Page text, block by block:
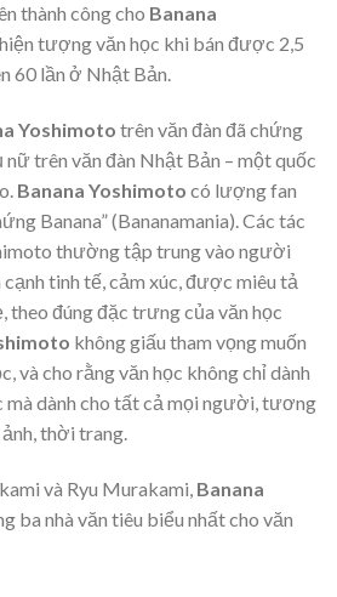
thành công cho Banana
tượng văn học khi bán được 2,5
60 lần ở Nhật Bản.
Yoshimoto trên văn đàn đã chứng
nữ trên văn đàn Nhật Bản – một quốc
Banana Yoshimoto có lượng fan
Banana” (Bananamania). Các tác
thường tập trung vào người
tinh tế, cảm xúc, được miêu tả
theo đúng đặc trưng của văn học
không giấu tham vọng muốn
và cho rằng văn học không chỉ dành
dành cho tất cả mọi người, tương
thời trang.
và Ryu Murakami, Banana
ba nhà văn tiêu biểu nhất cho văn